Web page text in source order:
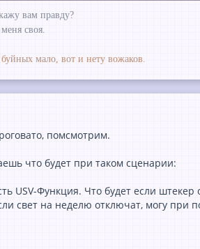
вам правду?
своя.
буйных мало, вот и нету вожаков.
помсмотрим.
что будет при таком сценарии:
USV-Функция. Что будет если штекер
свет на неделю отключат, могу при